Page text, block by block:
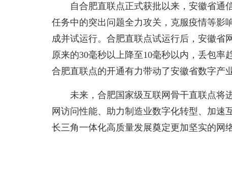
自合肥直联点正式获批以来，安徽省通
任务中的突出问题全力攻关，克服疫情等影
成并试运行。合肥直联点试运行后，安徽省
原来的30毫秒以上降至10毫秒以内，丢包率
合肥直联点的开通有力带动了安徽省数字产
未来，合肥国家级互联网骨干直联点将
网访问性能、助力制造业数字化转型、加速
长三角一体化高质量发展奠定更加坚实的网